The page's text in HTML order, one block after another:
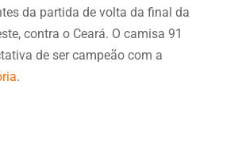
da partida de volta da final da
contra o Ceará. O camisa 91
de ser campeão com a
.